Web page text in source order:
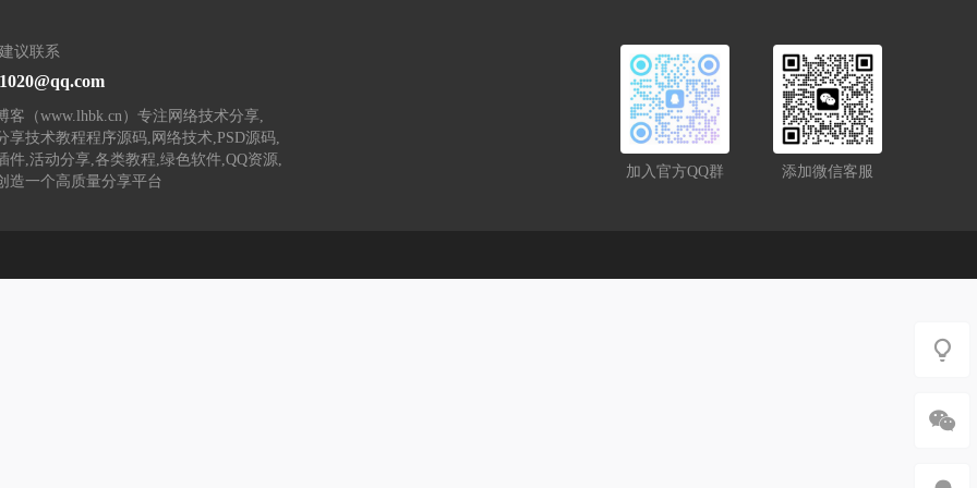
议联系
客（www.lhbk.cn）专注网络技术分享,
享技术教程程序源码,网络技术,PSD源码,
件,活动分享,各类教程,绿色软件,QQ资源,
造一个高质量分享平台
添加微信客服
加入官方QQ群